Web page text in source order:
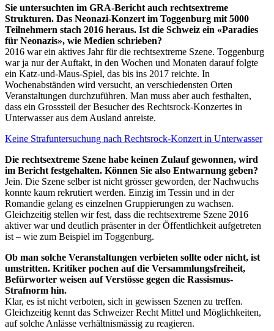
Sie untersuchten im GRA-Bericht auch rechtsextreme
Strukturen. Das Neonazi-Konzert im Toggenburg mit 5000
Teilnehmern stach 2016 heraus. Ist die Schweiz ein «Paradies
für Neonazis», wie Medien schrieben?
2016 war ein aktives Jahr für die rechtsextreme Szene. Toggenburg
war ja nur der Auftakt, in den Wochen und Monaten darauf folgte
ein Katz-und-Maus-Spiel, das bis ins 2017 reichte. In
Wochenabständen wird versucht, an verschiedensten Orten
Veranstaltungen durchzuführen. Man muss aber auch festhalten,
dass ein Grosssteil der Besucher des Rechtsrock-Konzertes in
Unterwasser aus dem Ausland anreiste.
Keine Strafuntersuchung nach Rechtsrock-Konzert in Unterwasser
Die rechtsextreme Szene habe keinen Zulauf gewonnen, wird
im Bericht festgehalten. Können Sie also Entwarnung geben?
Jein. Die Szene selber ist nicht grösser geworden, der Nachwuchs
konnte kaum rekrutiert werden. Einzig im Tessin und in der
Romandie gelang es einzelnen Gruppierungen zu wachsen.
Gleichzeitig stellen wir fest, dass die rechtsextreme Szene 2016
aktiver war und deutlich präsenter in der Öffentlichkeit aufgetreten
ist – wie zum Beispiel im Toggenburg.
Ob man solche Veranstaltungen verbieten sollte oder nicht, ist
umstritten. Kritiker pochen auf die Versammlungsfreiheit,
Befürworter weisen auf Verstösse gegen die Rassismus-
Strafnorm hin.
Klar, es ist nicht verboten, sich in gewissen Szenen zu treffen.
Gleichzeitig kennt das Schweizer Recht Mittel und Möglichkeiten,
auf solche Anlässe verhältnismässig zu reagieren.